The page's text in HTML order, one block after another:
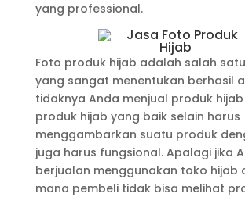
yang professional.
Foto produk hijab adalah salah
yang sangat menentukan berhasil
tidaknya Anda menjual produk hijab
produk hijab yang baik selain harus
menggambarkan suatu produk
juga harus fungsional. Apalagi jika
berjualan menggunakan toko hijab
mana pembeli tidak bisa melihat